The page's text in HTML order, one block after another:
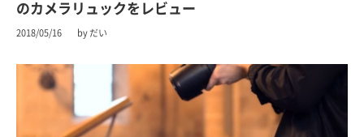
のカメラリュックをレビュー
2018/05/16 by だい